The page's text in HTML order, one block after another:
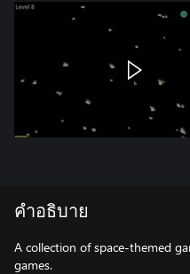
คำอธิบาย
A collection of space-themed
games.